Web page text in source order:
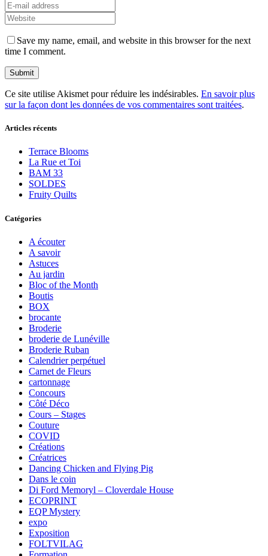
Save my name, email, and website in this browser for the next
time I comment.
Ce site utilise Akismet pour réduire les indésirables. En savoir plus
sur la façon dont les données de vos commentaires sont traitées.
Articles récents
Terrace Blooms
La Rue et Toi
BAM 33
SOLDES
Fruity Quilts
Catégories
A écouter
A savoir
Astuces
Au jardin
Bloc of the Month
Boutis
BOX
brocante
Broderie
broderie de Lunéville
Broderie Ruban
Calendrier perpétuel
Carnet de Fleurs
cartonnage
Concours
Côté Déco
Cours – Stages
Couture
COVID
Créations
Créatrices
Dancing Chicken and Flying Pig
Dans le coin
Di Ford Memoryl – Cloverdale House
ECOPRINT
EQP Mystery
expo
Exposition
FOLTVILAG